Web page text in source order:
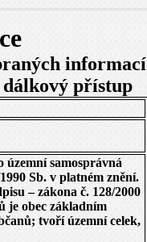
informací
dálkový přístup
územní samosprávná
Sb. v platném znění.
– zákona č. 128/2000
je obec základním
tvoří územní celek,